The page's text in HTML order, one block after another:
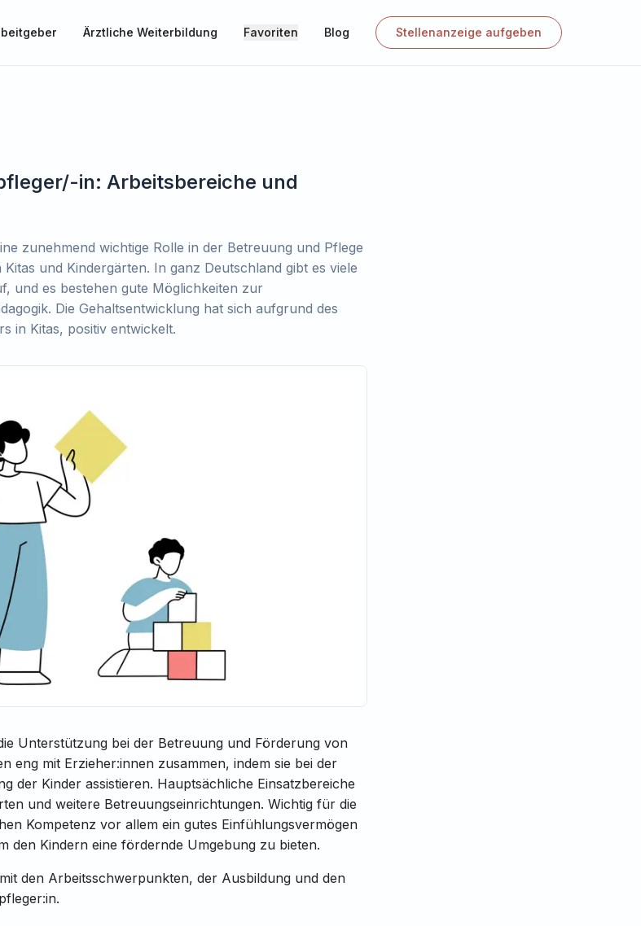
Ärztliche Weiterbildung Favoriten Blog Stellenanzeige aufgeben
in: Arbeitsbereiche und
zunehmend wichtige Rolle in der Betreuung und Pflege
und Kindergärten. In ganz Deutschland gibt es viele
und es bestehen gute Möglichkeiten zur
Die Gehaltsentwicklung hat sich aufgrund des
in Kitas, positiv entwickelt.
Unterstützung bei der Betreuung und Förderung von
eng mit Erzieher:innen zusammen, indem sie bei der
der Kinder assistieren. Hauptsächliche Einsatzbereiche
und weitere Betreuungseinrichtungen. Wichtig für die
Kompetenz vor allem ein gutes Einfühlungsvermögen
den Kindern eine fördernde Umgebung zu bieten.
den Arbeitsschwerpunkten, der Ausbildung und den